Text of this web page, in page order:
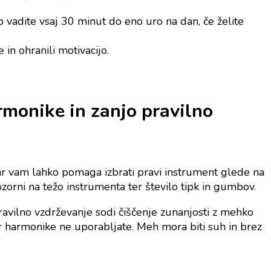
vsaj 30 minut do eno uro na dan, če želite
in ohranili motivacijo.
in zanjo pravilno
vam lahko pomaga izbrati pravi instrument glede na
na težo instrumenta ter število tipk in gumbov.
vzdrževanje sodi čiščenje zunanjosti z mehko
ne uporabljate. Meh mora biti suh in brez